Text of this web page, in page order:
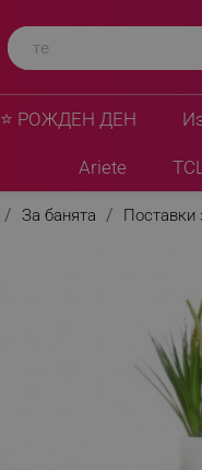
⭐ РОЖДЕН ДЕН
Ariete
За банята
Поставки